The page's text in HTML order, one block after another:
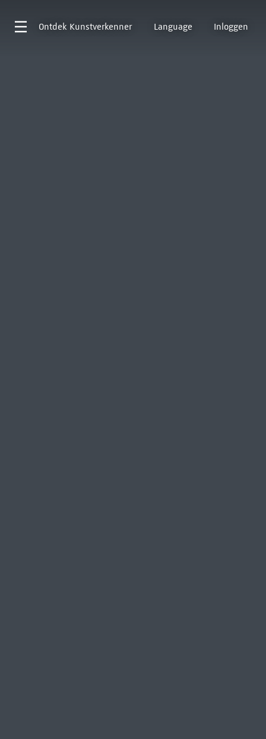
Ontdek Kunstverkenner Language Inloggen